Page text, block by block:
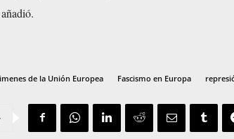
de la Unión Europea Fascismo en Europa